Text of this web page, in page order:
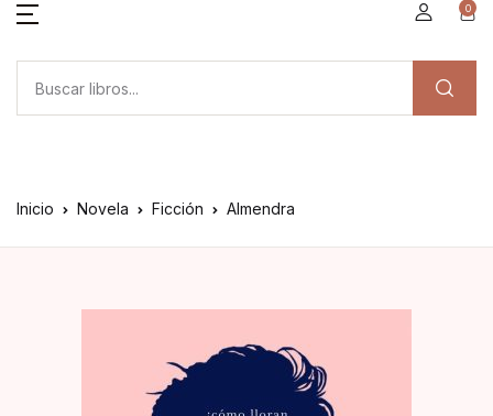
0
Inicio Novela Ficción Almendra